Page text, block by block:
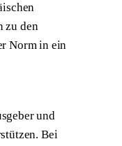
zu den
Norm in ein
und
Bei